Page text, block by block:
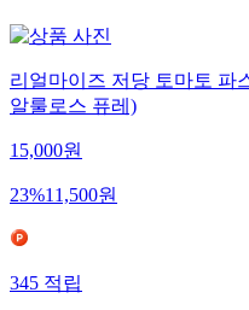
리얼마이즈 저당 토마토 파
알룰로스 퓨레)
15,000원
23%11,500원
345 적립